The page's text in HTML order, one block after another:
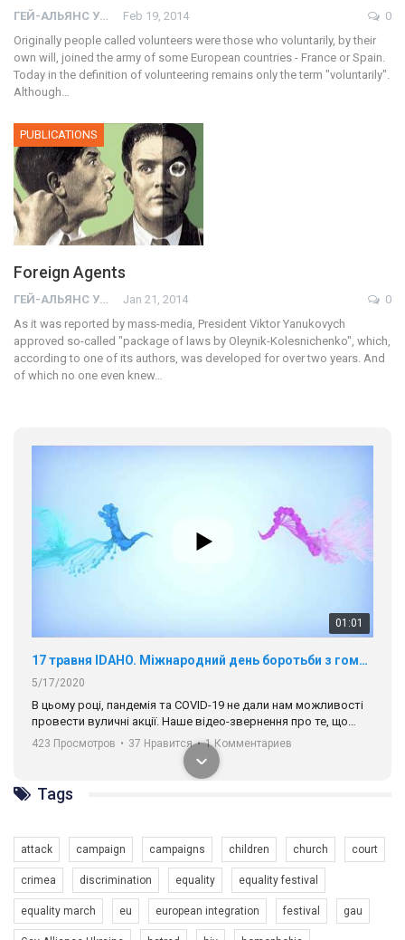
ГЕЙ-АЛЬЯНС УКРАИНА Feb 19, 2014
0
Originally people called volunteers were those who voluntarily, by their
own will, joined the army of some European countries - France or Spain.
Today in the definition of volunteering remains only the term "voluntarily".
Although…
PUBLICATIONS
Foreign Agents
ГЕЙ-АЛЬЯНС УКРАИНА Jan 21, 2014
0
As it was reported by mass-media, President Viktor Yanukovych
approved so-called "package of laws by Oleynik-Kolesnichenko", which,
according to one of its authors, was developed for over two years. And
of which no one even knew…
01:01
17 травня IDAHO. Міжнародний день боротьби з гомофобією трансфобією і біфобія.
5/17/2020
В цьому році, пандемія та COVІD-19 не дали нам можливості
провести вуличні акції. Наше відео-звернення про те, що
навіть коли ми у різних містах та не можемо зустрінеться, ми
разом. Ми закликаємо всіх хто поділяє цінності рівності та
солідарності, приєднатися до нас. Регіональні підрозділи
ГАУ є в 16 областях України.
Разом наш голос лунає гучніше!
423 Просмотров • 37 Нравится • 1 Комментариев
Tags
attack campaign campaigns children church court
crimea discrimination equality equality festival
equality march eu european integration festival gau